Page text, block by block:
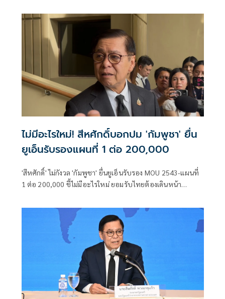
ไม่มีอะไรใหม่! สีหศักดิ์บอกปม 'กัมพูชา' ยื่น
ยูเอ็นรับรองแผนที่ 1 ต่อ 200,000
'สีหศักดิ์' ไม่กังวล 'กัมพูชา' ยื่นยูเอ็นรับรอง MOU 2543-แผนที่
1 ต่อ 200,000​ ชี้ไม่มีอะไรใหม่ ยอมรับไทยต้องเดินหน้า
ระวังตกเป็นเครื่องมือเขมร​